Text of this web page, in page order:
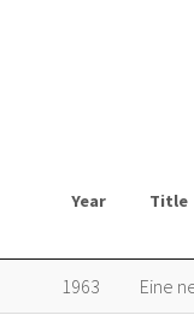
Year Title
1963 Eine